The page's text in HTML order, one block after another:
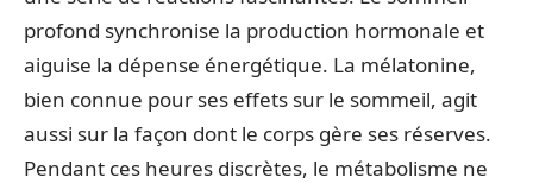
profond synchronise la production hormonale et
aiguise la dépense énergétique. La mélatonine,
bien connue pour ses effets sur le sommeil, agit
aussi sur la façon dont le corps gère ses réserves.
Pendant ces heures discrètes, le métabolisme ne